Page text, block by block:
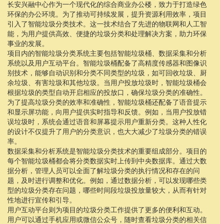
长安兴融中心作为一个现代化的综合商业办公楼，致力于打造绿色
环保的办公环境。为了推动可持续发展，提升资源利用效率，项目
引入了智能垃圾分类技术。这一技术结合了先进的物联网和人工智
能，为用户提供高效、便捷的垃圾分类和处理解决方案，助力环保
事业的发展。
项目内的智能垃圾分类系统主要包括智能垃圾桶、数据采集和分析
系统以及用户互动平台。智能垃圾桶配备了高精度传感器和图像识
别技术，能够自动识别和分类不同类型的垃圾，如可回收垃圾、厨
余垃圾、有害垃圾和其他垃圾。当用户投放垃圾时，智能垃圾桶会
根据垃圾的类型自动开启相应的投放口，确保垃圾分类的准确性。
为了提高垃圾分类的效率和准确性，智能垃圾桶还配备了语音提示
和显示屏功能，向用户提供实时指导和反馈。例如，当用户投放错
误垃圾时，系统会通过语音和屏幕提示用户重新分类。这种人性化
的设计不仅提升了用户的分类意识，也大大减少了垃圾分类的错误
率。
数据采集和分析系统是智能垃圾分类技术的重要组成部分。项目的
每个智能垃圾桶都会将分类数据实时上传到中央数据库。通过大数
据分析，管理人员可以全面了解垃圾分类的执行情况和存在的问
题，及时进行调整和优化。例如，通过数据分析，可以发现哪些类
型的垃圾分类存在问题，哪些时间段垃圾投放量较大，从而有针对
性地进行宣传和引导。
用户互动平台则为项目的垃圾分类工作提供了更多的便利和互动。
用户可以通过手机应用或微信公众号，随时查看垃圾分类的相关信